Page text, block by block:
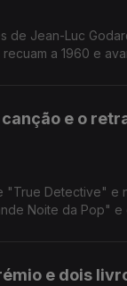
de Jean-Luc
a 1960 e
e o
"True Detective" e
Noite da Pop"
e dois